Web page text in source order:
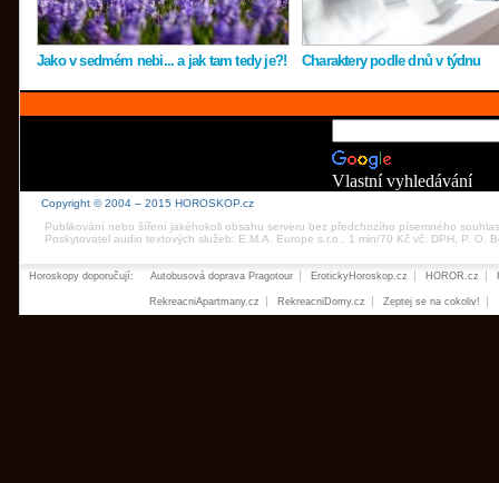
Jako v sedmém nebi... a jak tam tedy je?! Charaktery podle dnů v týdnu
Vlastní vyhledávání
Copyright © 2004 – 2015 HOROSKOP.cz
Publikování nebo šíření jakéhokoli obsahu serveru bez předchozího písemného
Poskytovatel audio textových služeb: E.M.A. Europe s.r.o., 1 min/70 Kč vč. DPH, P. O.
Horoskopy doporučují: Autobusová doprava Pragotour ErotickyHoroskop.cz HOROR.cz
RekreacniApartmany.cz RekreacniDomy.cz Zeptej se na cokoliv!